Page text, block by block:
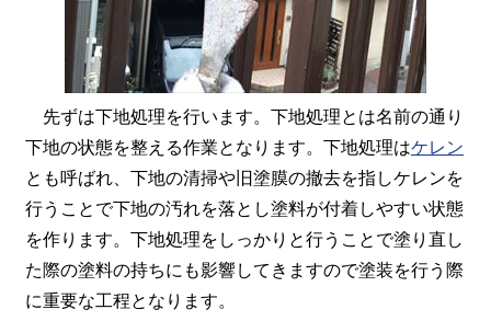
先ずは下地処理を行います。下地処理とは名前の通り
下地の状態を整える作業となります。下地処理はケレン
とも呼ばれ、下地の清掃や旧塗膜の撤去を指しケレンを
行うことで下地の汚れを落とし塗料が付着しやすい状態
を作ります。下地処理をしっかりと行うことで塗り直し
た際の塗料の持ちにも影響してきますので塗装を行う際
に重要な工程となります。